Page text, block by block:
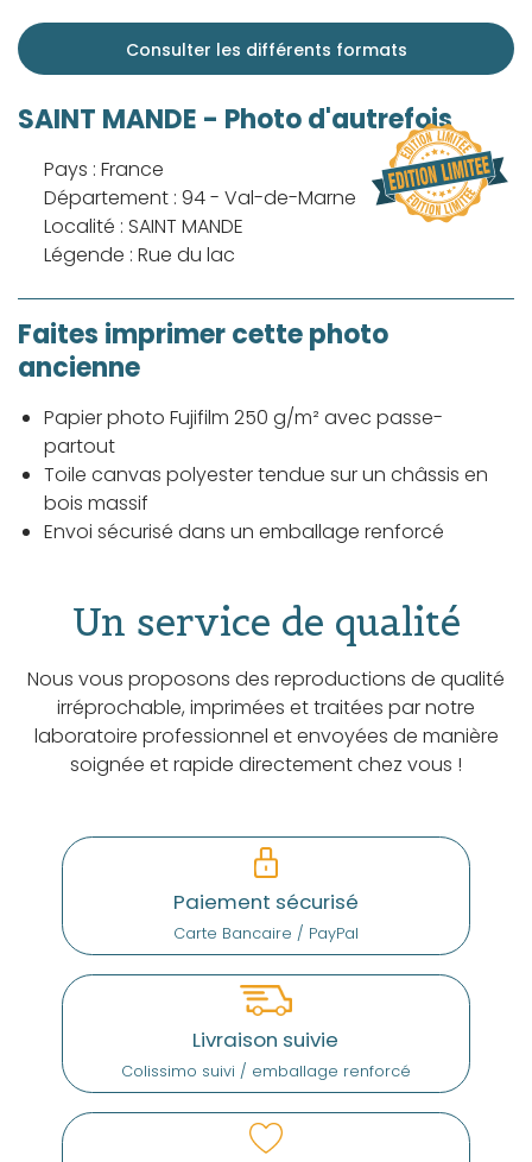
Consulter les différents formats
SAINT MANDE - Photo d'autrefois
Pays : France
Département : 94 - Val-de-Marne
Localité : SAINT MANDE
Légende : Rue du lac
Faites imprimer cette photo
ancienne
Papier photo Fujifilm 250 g/m² avec passe-
partout
Toile canvas polyester tendue sur un châssis en
bois massif
Envoi sécurisé dans un emballage renforcé
Un service de qualité
Nous vous proposons des reproductions de qualité
irréprochable, imprimées et traitées par notre
laboratoire professionnel et envoyées de manière
soignée et rapide directement chez vous !
Paiement sécurisé
Carte Bancaire / PayPal
Livraison suivie
Colissimo suivi / emballage renforcé